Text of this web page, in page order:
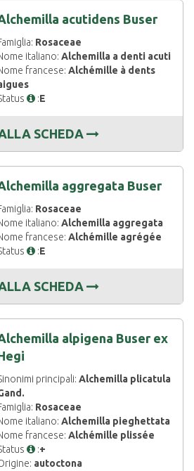
acutidens Buser
Rosaceae
italiano:Alchemilla a denti acuti
francese:Alchémille à dents
:E
SCHEDA
aggregata Buser
Rosaceae
italiano:Alchemilla aggregata
francese:Alchémille agrégée
:E
SCHEDA
alpigena Buser ex
principali:Alchemilla plicatula
Rosaceae
italiano:Alchemilla pieghettata
francese:Alchémille plissée
:+
autoctona